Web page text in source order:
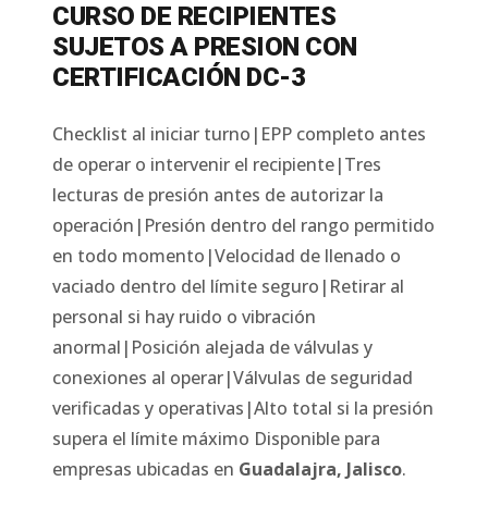
CURSO DE RECIPIENTES
SUJETOS A PRESION CON
CERTIFICACIÓN DC-3
Checklist al iniciar turno|EPP completo antes
de operar o intervenir el recipiente|Tres
lecturas de presión antes de autorizar la
operación|Presión dentro del rango permitido
en todo momento|Velocidad de llenado o
vaciado dentro del límite seguro|Retirar al
personal si hay ruido o vibración
anormal|Posición alejada de válvulas y
conexiones al operar|Válvulas de seguridad
verificadas y operativas|Alto total si la presión
supera el límite máximo Disponible para
empresas ubicadas en Guadalajra, Jalisco.